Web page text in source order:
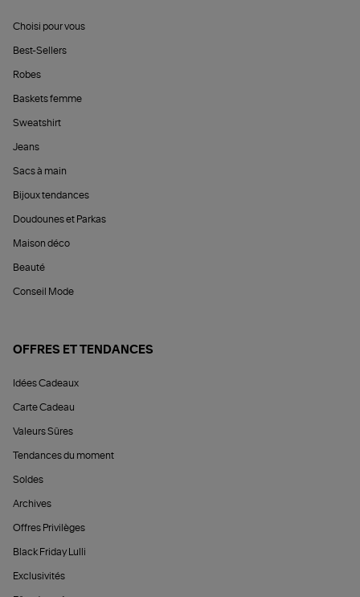
Choisi pour vous
Best-Sellers
Robes
Baskets femme
Sweatshirt
Jeans
Sacs à main
Bijoux tendances
Doudounes et Parkas
Maison déco
Beauté
Conseil Mode
OFFRES ET TENDANCES
Idées Cadeaux
Carte Cadeau
Valeurs Sûres
Tendances du moment
Soldes
Archives
Offres Privilèges
Black Friday Lulli
Exclusivités